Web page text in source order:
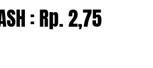
: Rp. 2,75